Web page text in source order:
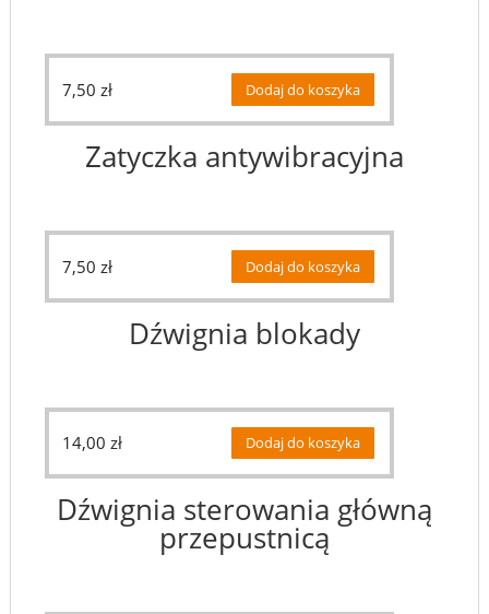
7,50 zł Dodaj do koszyka
Zatyczka antywibracyjna
7,50 zł Dodaj do koszyka
Dźwignia blokady
14,00 zł Dodaj do koszyka
Dźwignia sterowania główną
przepustnicą